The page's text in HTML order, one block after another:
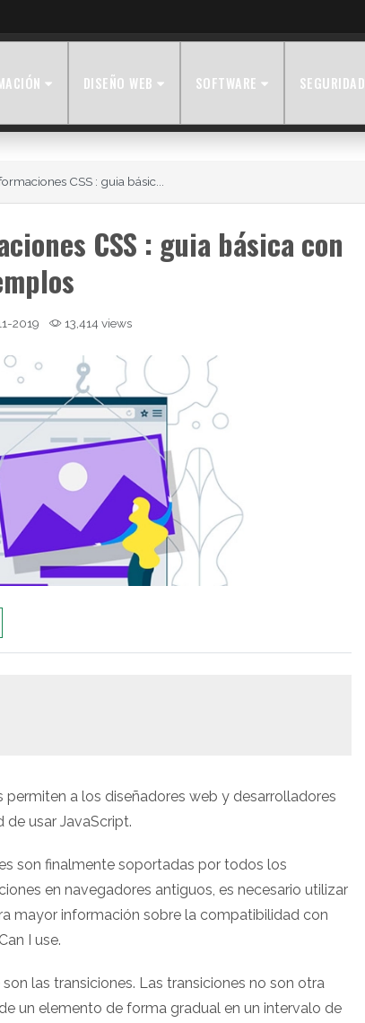
DISEÑO WEB SOFTWARE SEGURIDAD
CSS : guia básic...
CSS : guia básica con
2019 13,414 views
permiten a los diseñadores web y desarrolladores
usar JavaScript.
son finalmente soportadas por todos los
en navegadores antiguos, es necesario utilizar
mayor información sobre la compatibilidad con
I use.
las transiciones. Las transiciones no son otra
un elemento de forma gradual en un intervalo de